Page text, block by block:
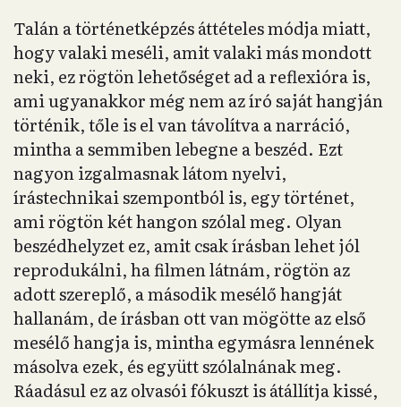
Talán a történetképzés áttételes módja miatt,
hogy valaki meséli, amit valaki más mondott
neki, ez rögtön lehetőséget ad a reflexióra is,
ami ugyanakkor még nem az író saját hangján
történik, tőle is el van távolítva a narráció,
mintha a semmiben lebegne a beszéd. Ezt
nagyon izgalmasnak látom nyelvi,
írástechnikai szempontból is, egy történet,
ami rögtön két hangon szólal meg. Olyan
beszédhelyzet ez, amit csak írásban lehet jól
reprodukálni, ha filmen látnám, rögtön az
adott szereplő, a második mesélő hangját
hallanám, de írásban ott van mögötte az első
mesélő hangja is, mintha egymásra lennének
másolva ezek, és együtt szólalnának meg.
Ráadásul ez az olvasói fókuszt is átállítja kissé,